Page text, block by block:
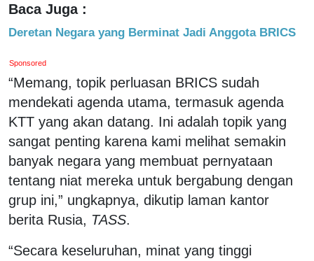
Baca Juga :
Deretan Negara yang Berminat Jadi Anggota BRICS
Sponsored
“Memang, topik perluasan BRICS sudah
mendekati agenda utama, termasuk agenda
KTT yang akan datang. Ini adalah topik yang
sangat penting karena kami melihat semakin
banyak negara yang membuat pernyataan
tentang niat mereka untuk bergabung dengan
grup ini,” ungkapnya, dikutip laman kantor
berita Rusia, TASS.
“Secara keseluruhan, minat yang tinggi